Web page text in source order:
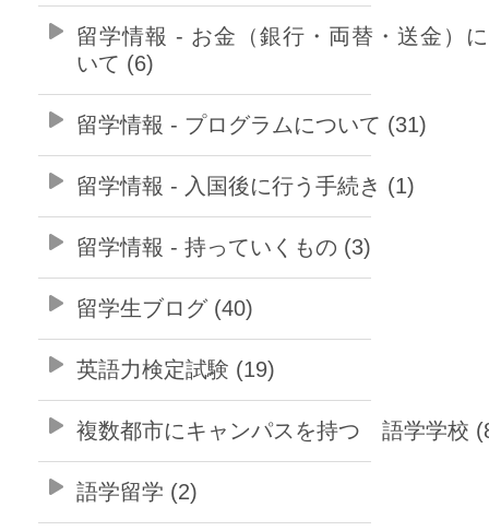
留学情報 - お金（銀行・両替・送金）
いて (6)
留学情報 - プログラムについて (31)
留学情報 - 入国後に行う手続き (1)
留学情報 - 持っていくもの (3)
留学生ブログ (40)
英語力検定試験 (19)
複数都市にキャンパスを持つ 語学学校
語学留学 (2)